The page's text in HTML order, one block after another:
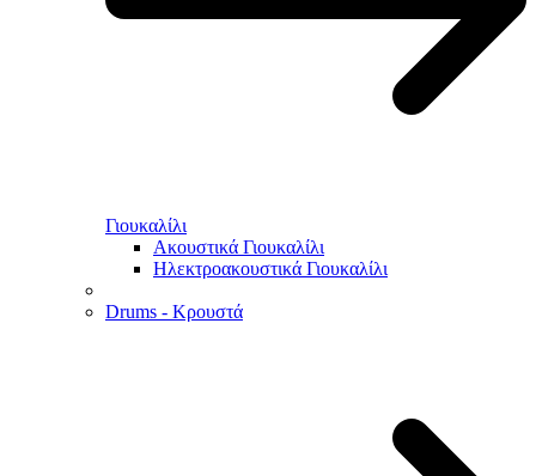
Γιουκαλίλι
Ακουστικά Γιουκαλίλι
Ηλεκτροακουστικά Γιουκαλίλι
Drums - Κρουστά